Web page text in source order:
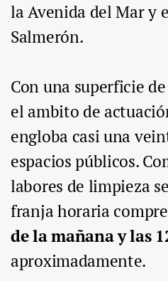
la Avenida del Mar y
Salmerón.
Con una superficie
el ambito de
engloba casi una
espacios públicos.
labores de limpieza
franja horaria
de la mañana y las
aproximadamente.